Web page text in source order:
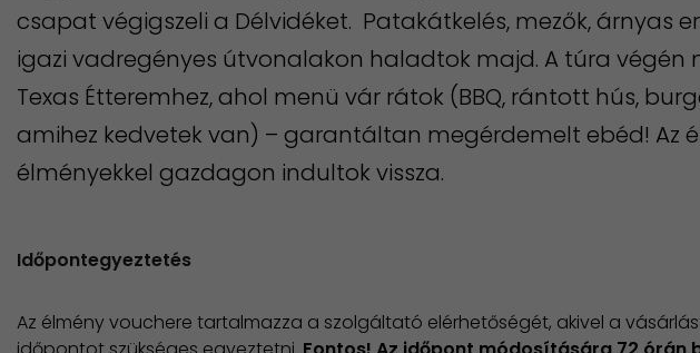
csapat végigszeli a Délvidéket. Patakátkelés, mezők, árnyas
igazi vadregényes útvonalakon haladtok majd. A túra végén
Texas Étteremhez, ahol menü vár rátok (BBQ, rántott hús,
amihez kedvetek van) – garantáltan megérdemelt ebéd! Az
élményekkel gazdagon indultok vissza.
Időpontegyeztetés
Az élmény vouchere tartalmazza a szolgáltató elérhetőségét, akivel a